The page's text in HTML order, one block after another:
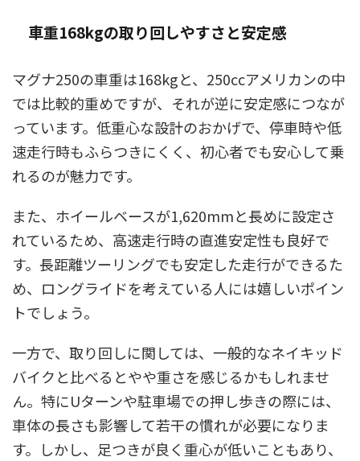
車重168kgの取り回しやすさと安定感
マグナ250の車重は168kgと、250ccアメリカンの中
では比較的重めですが、それが逆に安定感につなが
っています。低重心な設計のおかげで、停車時や低
速走行時もふらつきにくく、初心者でも安心して乗
れるのが魅力です。
また、ホイールベースが1,620mmと長めに設定さ
れているため、高速走行時の直進安定性も良好で
す。長距離ツーリングでも安定した走行ができるた
め、ロングライドを考えている人には嬉しいポイン
トでしょう。
一方で、取り回しに関しては、一般的なネイキッド
バイクと比べるとやや重さを感じるかもしれませ
ん。特にUターンや駐車場での押し歩きの際には、
車体の長さも影響して若干の慣れが必要になりま
す。しかし、足つきが良く重心が低いこともあり、